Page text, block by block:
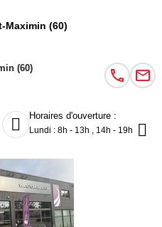
Maximin (60)
(60)
 Horaires d'ouverture :
Lundi : 8h - 13h , 14h - 19h 